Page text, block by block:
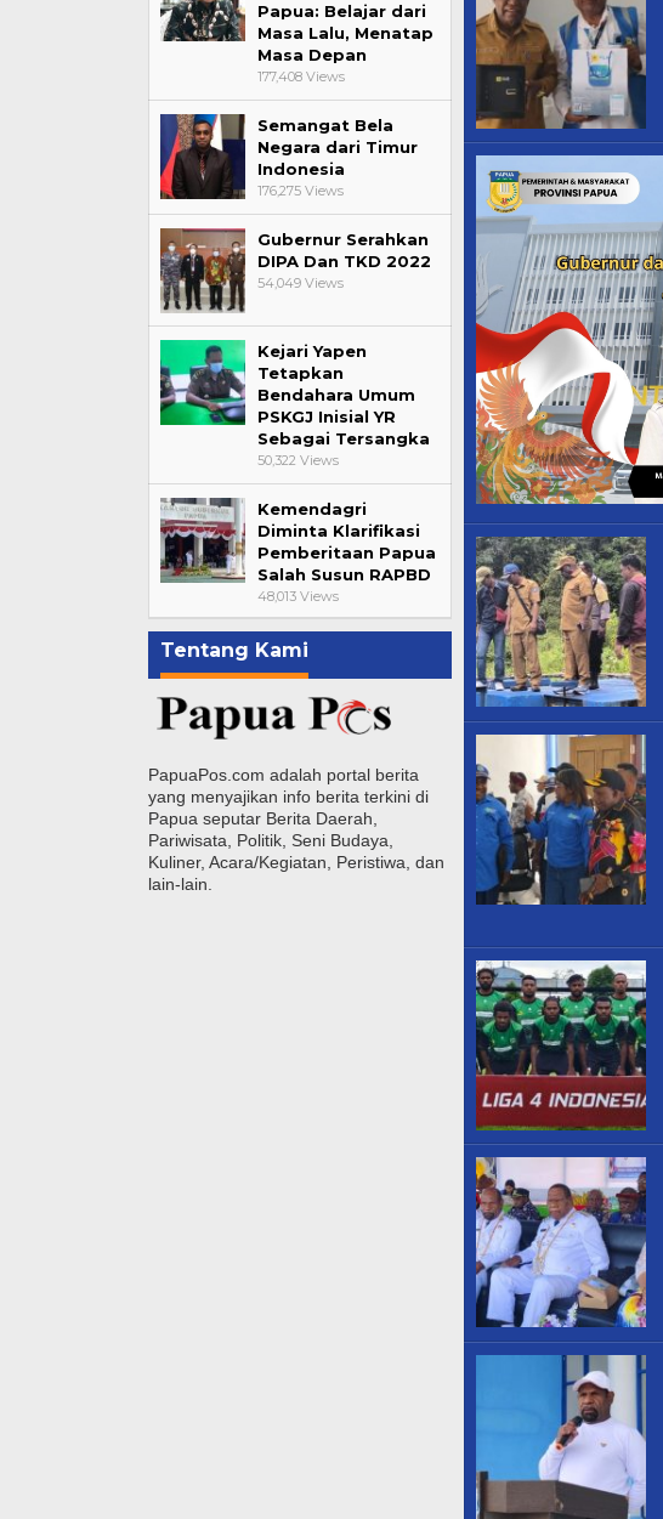
Papua: Belajar dari
Masa Lalu, Menatap
Masa Depan
177,408 Views
Semangat Bela
Negara dari Timur
Indonesia
176,275 Views
Gubernur Serahkan
DIPA Dan TKD 2022
54,049 Views
Kejari Yapen
Tetapkan
Bendahara Umum
PSKGJ Inisial YR
Sebagai Tersangka
50,322 Views
Kemendagri
Diminta Klarifikasi
Pemberitaan Papua
Salah Susun RAPBD
48,013 Views
Tentang Kami
PapuaPos.com adalah portal berita
yang menyajikan info berita terkini di
Papua seputar Berita Daerah,
Pariwisata, Politik, Seni Budaya,
Kuliner, Acara/Kegiatan, Peristiwa, dan
lain-lain.